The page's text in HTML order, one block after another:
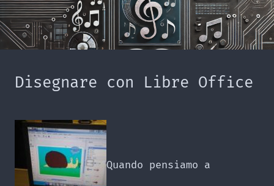
Disegnare con Libre Office
Quando pensiamo a